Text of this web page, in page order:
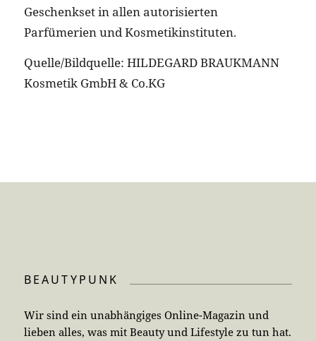
Geschenkset in allen autorisierten
Parfümerien und Kosmetikinstituten.
Quelle/Bildquelle: HILDEGARD BRAUKMANN
Kosmetik GmbH & Co.KG
BEAUTYPUNK
Wir sind ein unabhängiges Online-Magazin und
lieben alles, was mit Beauty und Lifestyle zu tun hat.